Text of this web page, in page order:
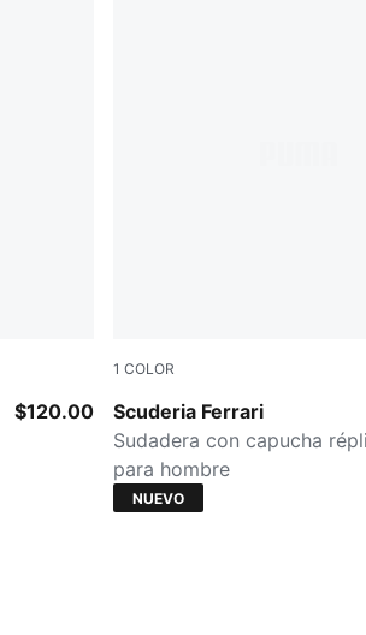
$120.00
1 COLOR
Scuderia Ferrari
PUMA Red
Sudadera con capucha
para hombre
NUEVO